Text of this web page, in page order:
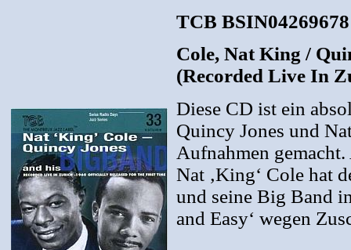
TCB BSIN04269678
Cole, Nat King /
(Recorded Live In
Diese CD ist ein
Quincy Jones und
Aufnahmen
Nat ‚King‘ Cole hat
und seine Big Band
and Easy‘ wegen